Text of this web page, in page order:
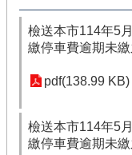
檢送本市114年5
繳停車費逾期未
pdf(138.99 KB)
檢送本市114年5
繳停車費逾期未